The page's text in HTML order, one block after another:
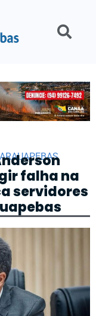
falha na
servidores